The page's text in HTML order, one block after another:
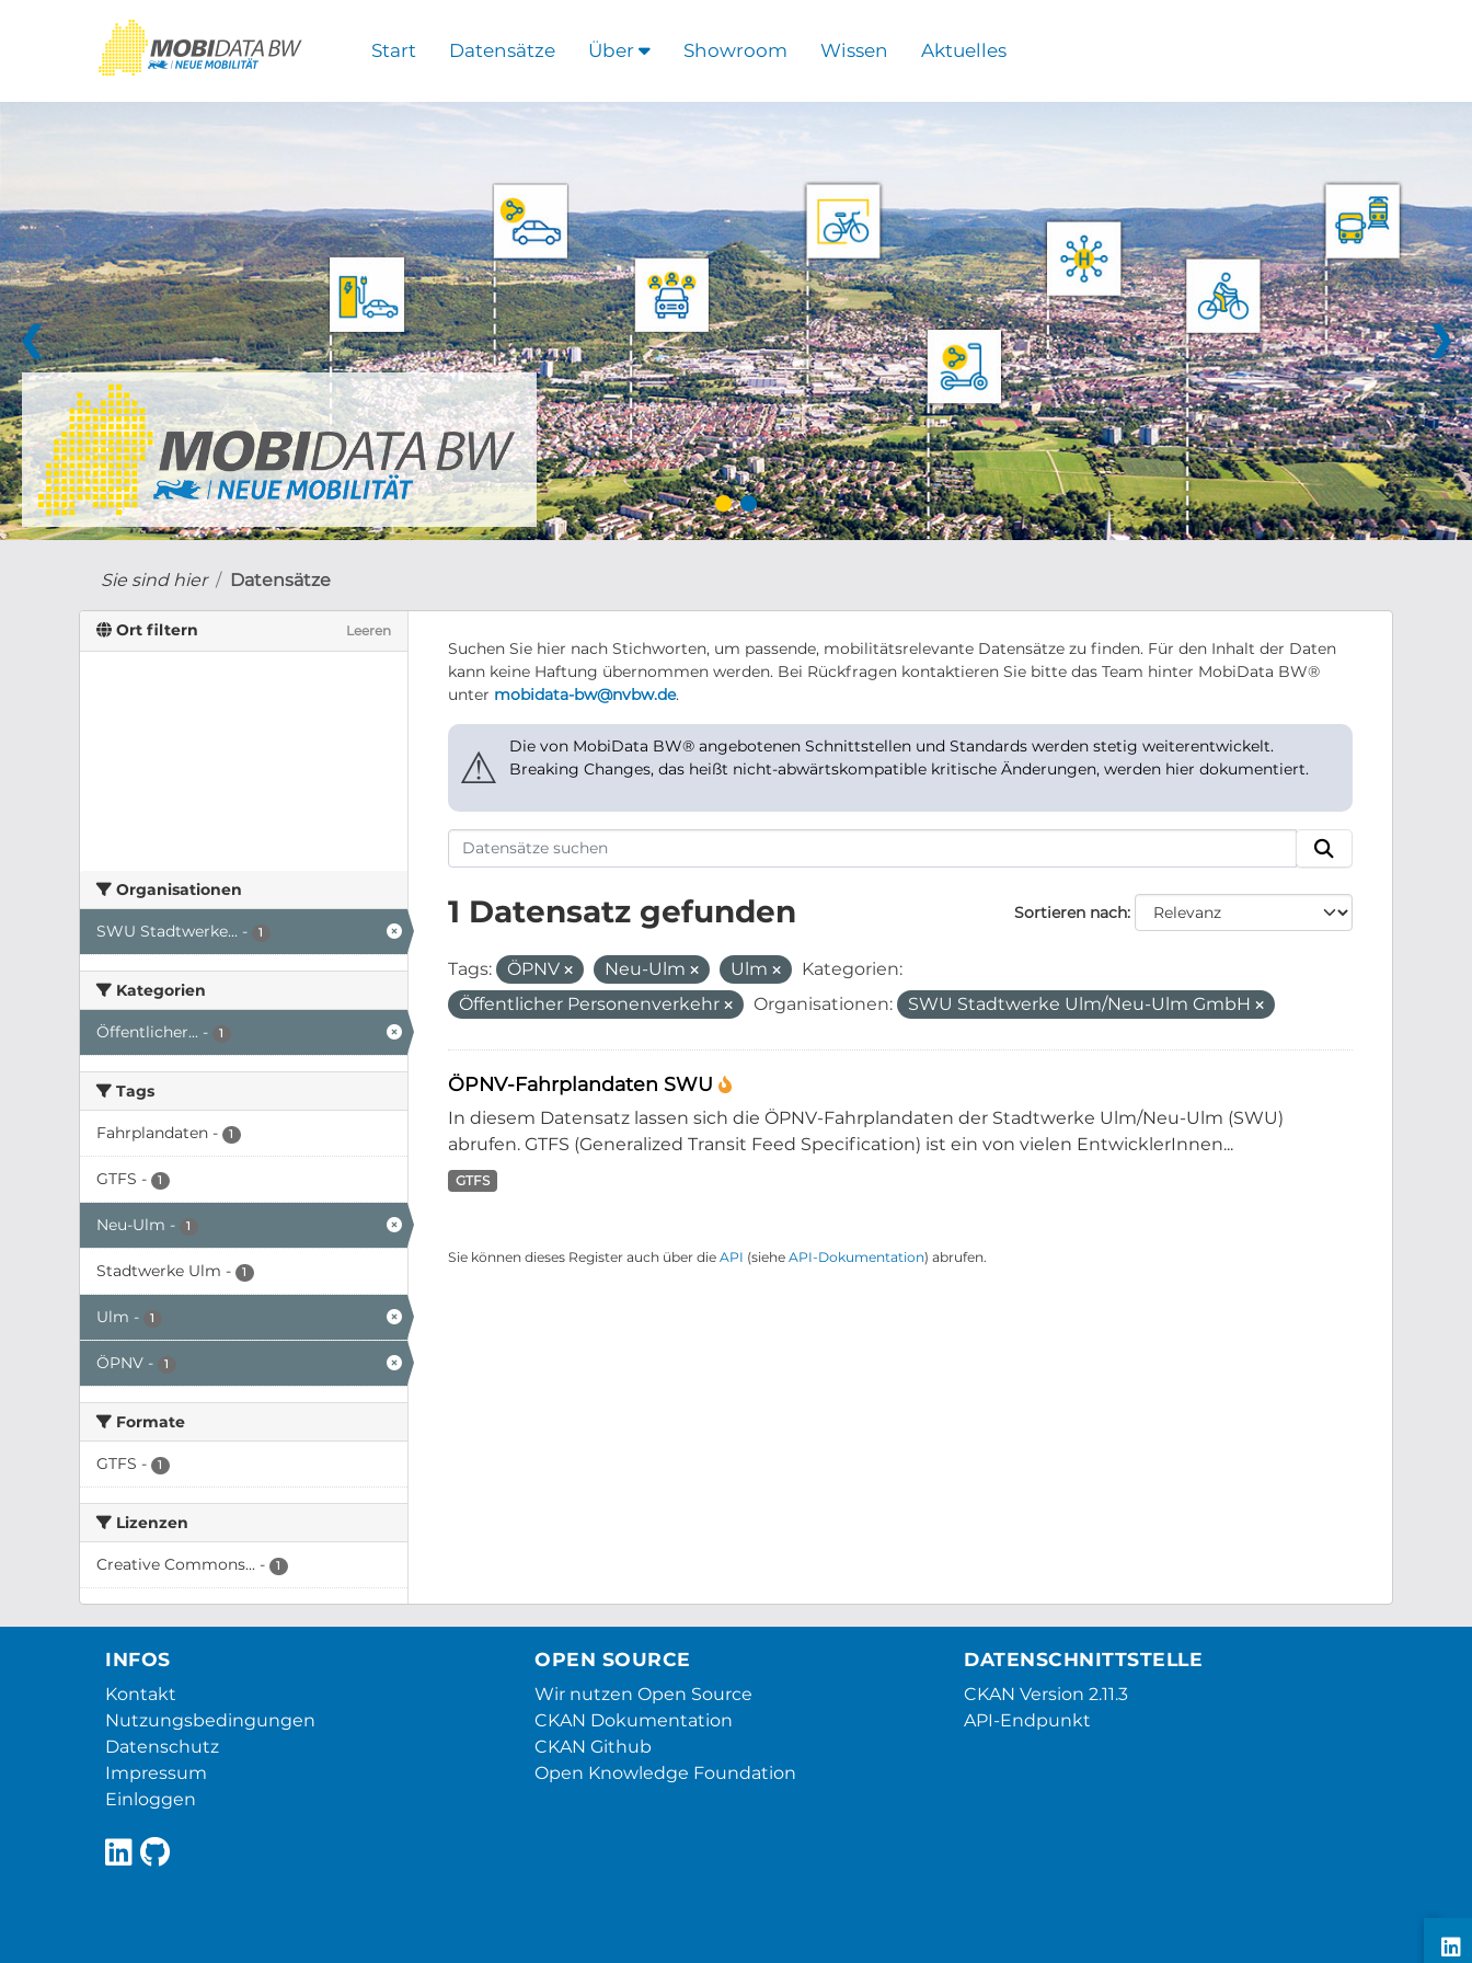
Start Datensätze Über Showroom Wissen Aktuelles
❮ ❯
Sie sind hier Datensätze
Ort filtern Leeren
Organisationen
SWU Stadtwerke... - 1
Kategorien
Öffentlicher... - 1
Tags
Fahrplandaten - 1
GTFS - 1
Neu-Ulm - 1
Stadtwerke Ulm - 1
Ulm - 1
ÖPNV - 1
Formate
GTFS - 1
Lizenzen
Creative Commons... - 1
Suchen Sie hier nach Stichworten, um passende, mobilitätsrelevante Datensätze zu finden. Für den Inhalt der Daten
kann keine Haftung übernommen werden. Bei Rückfragen kontaktieren Sie bitte das Team hinter MobiData BW®
unter mobidata-bw@nvbw.de.
⚠
Die von MobiData BW® angebotenen Schnittstellen und Standards werden stetig weiterentwickelt.
Breaking Changes, das heißt nicht-abwärtskompatible kritische Änderungen, werden hier dokumentiert.
Sortieren nach
1 Datensatz gefunden
Tags: ÖPNV Neu-Ulm Ulm
Kategorien:
Öffentlicher Personenverkehr
Organisationen: SWU Stadtwerke Ulm/Neu-Ulm GmbH
ÖPNV-Fahrplandaten SWU
In diesem Datensatz lassen sich die ÖPNV-Fahrplandaten der Stadtwerke Ulm/Neu-Ulm (SWU)
abrufen. GTFS (Generalized Transit Feed Specification) ist ein von vielen EntwicklerInnen...
GTFS
Sie können dieses Register auch über die API (siehe API-Dokumentation) abrufen.
INFOS
Kontakt
Nutzungsbedingungen
Datenschutz
Impressum
Einloggen
OPEN SOURCE
Wir nutzen Open Source
CKAN Dokumentation
CKAN Github
Open Knowledge Foundation
DATENSCHNITTSTELLE
CKAN Version 2.11.3
API-Endpunkt